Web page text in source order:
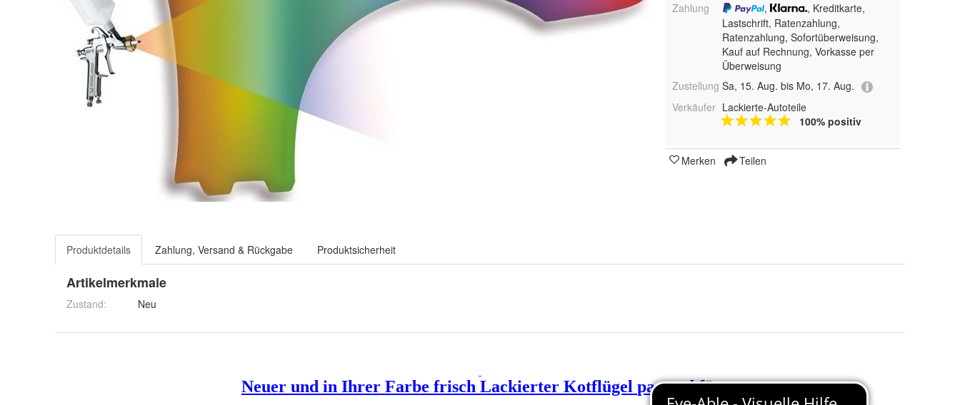
Zahlung
,
, Kreditkarte,
Lastschrift, Ratenzahlung,
Ratenzahlung, Sofortüberweisung,
Kauf auf Rechnung, Vorkasse per
Überweisung
Zustellung Sa, 15. Aug. bis Mo, 17. Aug.
Verkäufer Lackierte-Autoteile
100% positiv
Merken Teilen
Produktdetails Zahlung, Versand & Rückgabe Produktsicherheit
Artikelmerkmale
Zustand: Neu